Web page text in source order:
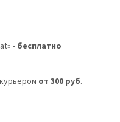
- бесплатно
от 300 руб.